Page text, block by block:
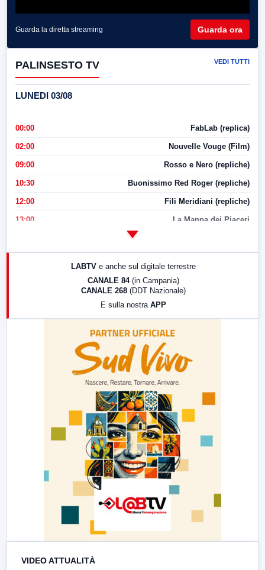
Guarda la diretta streaming Guarda ora
PALINSESTO TV VEDI TUTTI
LUNEDI 03/08
00:00 FabLab (replica)
02:00 Nouvelle Vouge (Film)
09:00 Rosso e Nero (repliche)
10:30 Buonissimo Red Roger (repliche)
12:00 Fili Meridiani (repliche)
13:00 La Mappa dei Piaceri
17:00 LabNews (replica)
LABTV e anche sul digitale terrestre
CANALE 84 (in Campania)
CANALE 268 (DDT Nazionale)
E sulla nostra APP
VIDEO ATTUALITÀ